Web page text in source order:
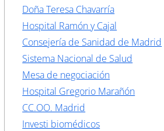
Doña Teresa Chavarría
Hospital Ramón y Cajal
Consejería de Sanidad de Madrid
Sistema Nacional de Salud
Mesa de negociación
Hospital Gregorio Marañón
CC.OO. Madrid
Investi biomédicos